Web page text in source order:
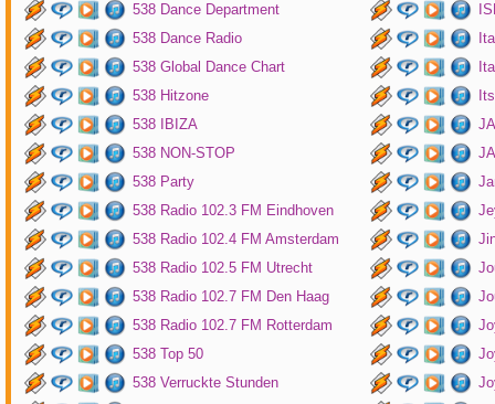
538 Dance Department
538 Dance Radio
538 Global Dance Chart
538 Hitzone
538 IBIZA
538 NON-STOP
538 Party
538 Radio 102.3 FM Eindhoven
538 Radio 102.4 FM Amsterdam
538 Radio 102.5 FM Utrecht
538 Radio 102.7 FM Den Haag
538 Radio 102.7 FM Rotterdam
538 Top 50
538 Verruckte Stunden